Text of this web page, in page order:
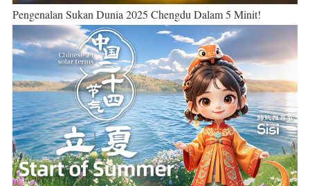
Pengenalan Sukan Dunia 2025 Chengdu Dalam 5 Minit!